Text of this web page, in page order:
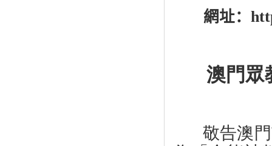
網址：
澳門眾
敬告澳